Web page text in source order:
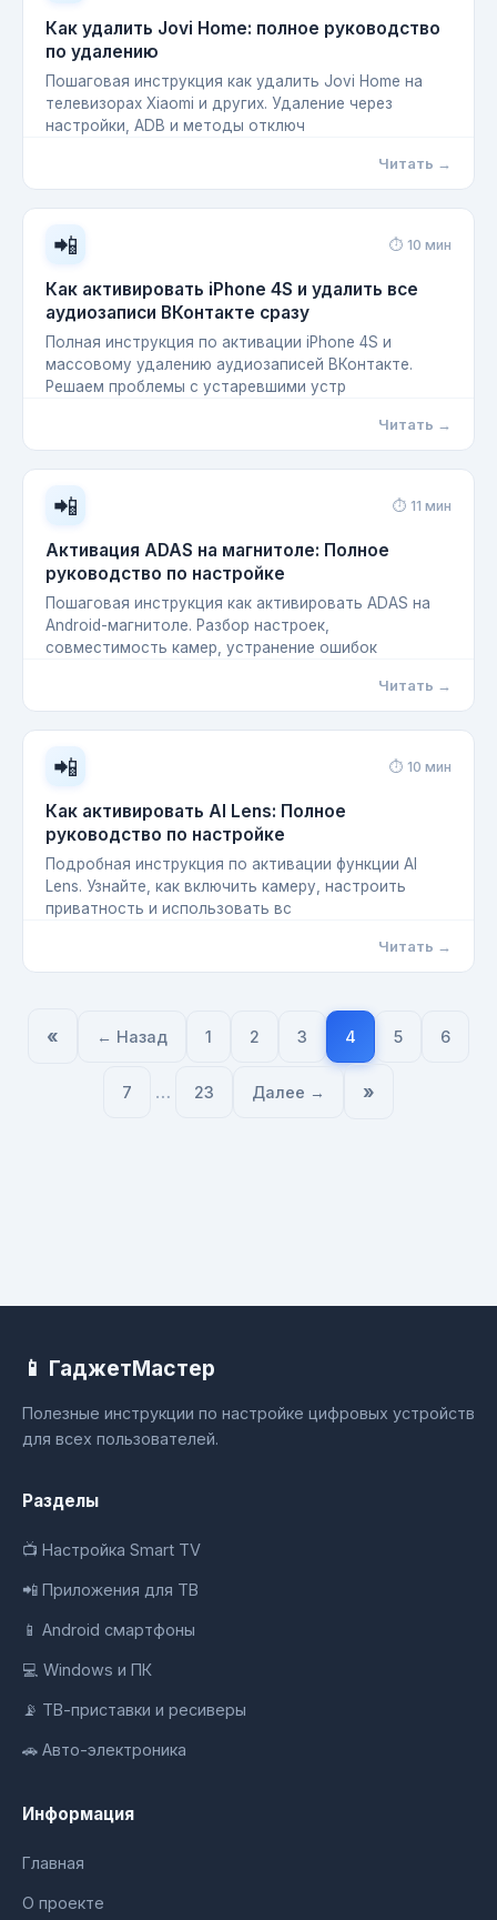
Как удалить Jovi Home: полное руководство
по удалению
Пошаговая инструкция как удалить Jovi Home на
телевизорах Xiaomi и других. Удаление через
настройки, ADB и методы отключ
Читать →
📲 ⏱ 10 мин
Как активировать iPhone 4S и удалить все
аудиозаписи ВКонтакте сразу
Полная инструкция по активации iPhone 4S и
массовому удалению аудиозаписей ВКонтакте.
Решаем проблемы с устаревшими устр
Читать →
📲 ⏱ 11 мин
Активация ADAS на магнитоле: Полное
руководство по настройке
Пошаговая инструкция как активировать ADAS на
Android-магнитоле. Разбор настроек,
совместимость камер, устранение ошибок
Читать →
📲 ⏱ 10 мин
Как активировать AI Lens: Полное
руководство по настройке
Подробная инструкция по активации функции AI
Lens. Узнайте, как включить камеру, настроить
приватность и использовать вс
Читать →
« ← Назад 1 2 3 4 5 6
7 … 23 Далее → »
📱 ГаджетМастер
Полезные инструкции по настройке цифровых устройств
для всех пользователей.
Разделы
📺 Настройка Smart TV
📲 Приложения для ТВ
📱 Android смартфоны
💻 Windows и ПК
📡 ТВ-приставки и ресиверы
🚗 Авто-электроника
Информация
Главная
О проекте